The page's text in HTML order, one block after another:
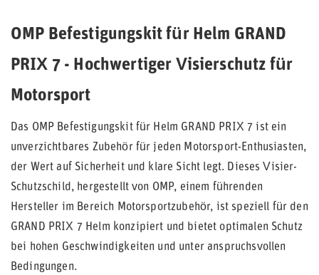
OMP Befestigungskit für Helm GRAND
PRIX 7 - Hochwertiger Visierschutz für
Motorsport
Das OMP Befestigungskit für Helm GRAND PRIX 7 ist ein
unverzichtbares Zubehör für jeden Motorsport-Enthusiasten,
der Wert auf Sicherheit und klare Sicht legt. Dieses Visier-
Schutzschild, hergestellt von OMP, einem führenden
Hersteller im Bereich Motorsportzubehör, ist speziell für den
GRAND PRIX 7 Helm konzipiert und bietet optimalen Schutz
bei hohen Geschwindigkeiten und unter anspruchsvollen
Bedingungen.